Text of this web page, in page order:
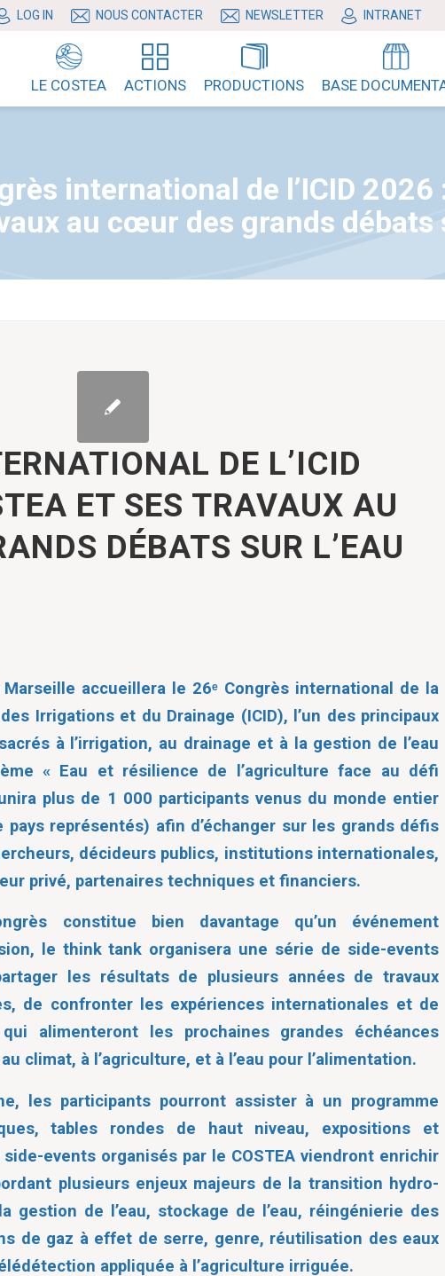
LOG IN NOUS CONTACTER NEWSLETTER INTRANET
LE COSTEA ACTIONS PRODUCTIONS BASE
international de l’ICID 2026
au cœur des grands débats
DE L’ICID
ET SES TRAVAUX AU
DÉBATS SUR L’EAU
accueillera le 26ᵉ Congrès international de la
Irrigations et du Drainage (ICID), l’un des principaux
à l’irrigation, au drainage et à la gestion de l’eau
« Eau et résilience de l’agriculture face au défi
plus de 1 000 participants venus du monde entier
pays représentés) afin d’échanger sur les grands défis
décideurs publics, institutions internationales,
privé, partenaires techniques et financiers.
constitue bien davantage qu’un événement
le think tank organisera une série de side-events
les résultats de plusieurs années de travaux
de confronter les expériences internationales et de
alimenteront les prochaines grandes échéances
climat, à l’agriculture, et à l’eau pour l’alimentation.
les participants pourront assister à un programme
tables rondes de haut niveau, expositions et
events organisés par le COSTEA viendront enrichir
plusieurs enjeux majeurs de la transition hydro-
gestion de l’eau, stockage de l’eau, réingénierie des
de gaz à effet de serre, genre, réutilisation des eaux
appliquée à l’agriculture irriguée.